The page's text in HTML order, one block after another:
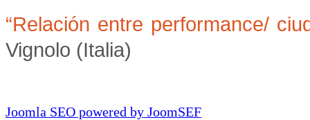
“Relación entre performance/
Vignolo (Italia)
Joomla SEO powered by JoomSEF